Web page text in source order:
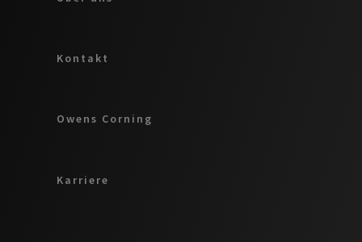
Kontakt
Owens Corning
Karriere